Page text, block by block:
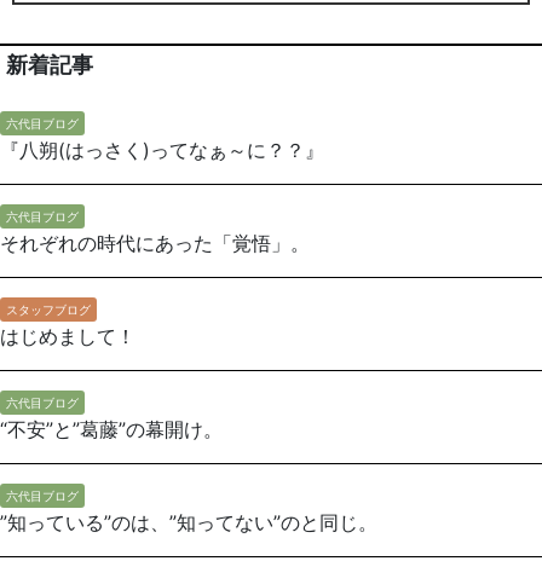
新着記事
六代目ブログ
『八朔(はっさく)ってなぁ～に？？』
六代目ブログ
それぞれの時代にあった「覚悟」。
スタッフブログ
はじめまして！
六代目ブログ
“不安”と”葛藤”の幕開け。
六代目ブログ
”知っている”のは、”知ってない”のと同じ。